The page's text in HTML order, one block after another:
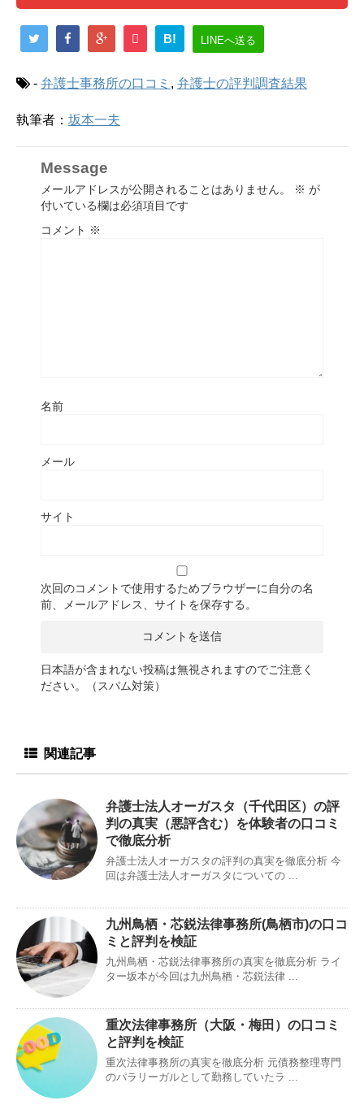
B! LINEへ送る
- 弁護士事務所の口コミ , 弁護士の評判調査結果
執筆者： 坂本一夫
Message
メールアドレスが公開されることはありません。 ※ が
付いている欄は必須項目です
コメント ※
名前
メール
サイト
次回のコメントで使用するためブラウザーに自分の名
前、メールアドレス、サイトを保存する。
日本語が含まれない投稿は無視されますのでご注意く
ださい。（スパム対策）
関連記事
弁護士法人オーガスタ（千代田区）の評
判の真実（悪評含む）を体験者の口コミ
で徹底分析
弁護士法人オーガスタの評判の真実を徹底分析 今
回は弁護士法人オーガスタについての ...
九州鳥栖・芯鋭法律事務所(鳥栖市)の口コ
ミと評判を検証
九州鳥栖・芯鋭法律事務所の真実を徹底分析 ライ
ター坂本が今回は九州鳥栖・芯鋭法律 ...
重次法律事務所（大阪・梅田）の口コミ
と評判を検証
重次法律事務所の真実を徹底分析 元債務整理専門
のパラリーガルとして勤務していたラ ...